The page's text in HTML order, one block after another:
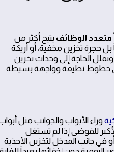
متعدد الوظائف يتيح أكثر من
حجرة تخزين مخفية، أو أريكة
الحاجة إلى وحدات تخزين
خطوط نظيفة وواجهة بسيطة
وراء الأبواب والجوانب مثل
للفوضى إذا لم تستغل
في جانب المدخل لتخزين الأحذية